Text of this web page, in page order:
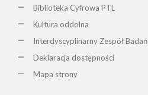
Biblioteka Cyfrowa PTL
Kultura oddolna
Interdyscyplinarny Zespół
Deklaracja dostępności
Mapa strony